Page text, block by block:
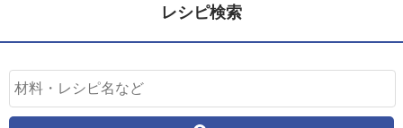
レシピ検索